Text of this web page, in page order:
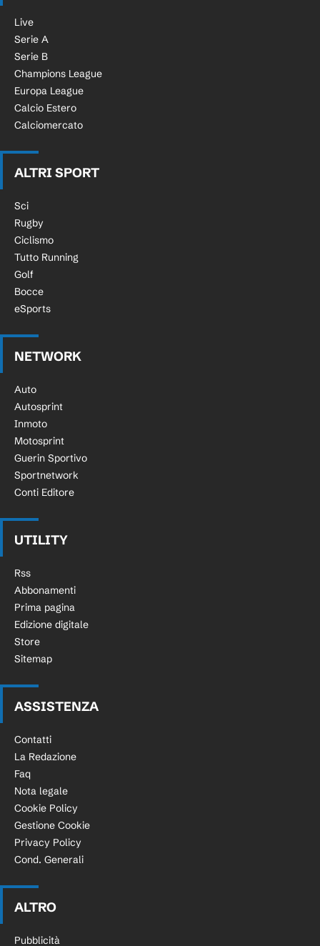
Live
Serie A
Serie B
Champions League
Europa League
Calcio Estero
Calciomercato
ALTRI SPORT
Sci
Rugby
Ciclismo
Tutto Running
Golf
Bocce
eSports
NETWORK
Auto
Autosprint
Inmoto
Motosprint
Guerin Sportivo
Sportnetwork
Conti Editore
UTILITY
Rss
Abbonamenti
Prima pagina
Edizione digitale
Store
Sitemap
ASSISTENZA
Contatti
La Redazione
Faq
Nota legale
Cookie Policy
Gestione Cookie
Privacy Policy
Cond. Generali
ALTRO
Pubblicità